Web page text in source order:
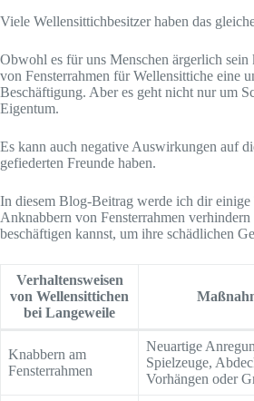
Viele Wellensittichbesitzer haben das
Obwohl es für uns Menschen ärgerlich sein
von Fensterrahmen für Wellensittiche eine
Beschäftigung. Aber es geht nicht nur um
Eigentum.
Es kann auch negative Auswirkungen auf
gefiederten Freunde haben.
In diesem Blog-Beitrag werde ich dir einige
Anknabbern von Fensterrahmen
beschäftigen kannst, um ihre schädlichen
Verhaltensweisen
von Wellensittichen
bei Langeweile
Knabbern am
Fensterrahmen
Neuartige
Spielzeuge,
Vorhängen oder